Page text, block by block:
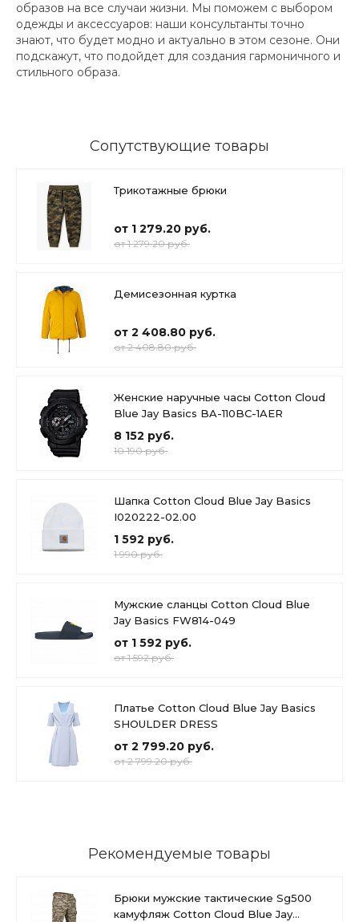
образов на все случаи жизни. Мы поможем с выбором
одежды и аксессуаров: наши консультанты точно
знают, что будет модно и актуально в этом сезоне. Они
подскажут, что подойдет для создания гармоничного и
стильного образа.
Сопутствующие товары
Трикотажные брюки
от 1 279.20 руб.
от 1 279.20 руб.
Демисезонная куртка
от 2 408.80 руб.
от 2 408.80 руб.
Женские наручные часы Cotton Cloud
Blue Jay Basics BA-110BC-1AER
8 152 руб.
10 190 руб.
Шапка Cotton Cloud Blue Jay Basics
I020222-02.00
1 592 руб.
1 990 руб.
Мужские сланцы Cotton Cloud Blue
Jay Basics FW814-049
от 1 592 руб.
от 1 592 руб.
Платье Cotton Cloud Blue Jay Basics
SHOULDER DRESS
от 2 799.20 руб.
от 2 799.20 руб.
Рекомендуемые товары
Брюки мужские тактические Sg500
камуфляж Cotton Cloud Blue Jay